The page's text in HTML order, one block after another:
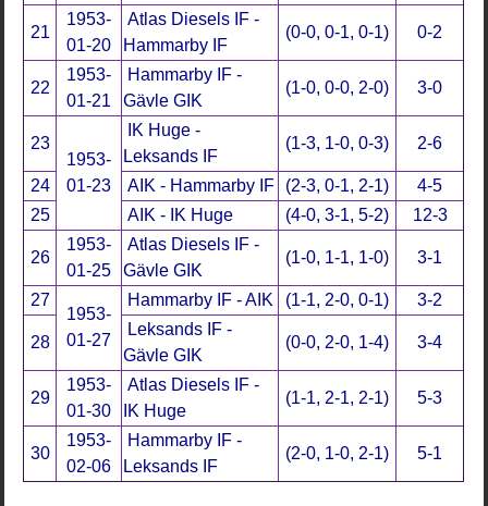
21
1953-
01-20
Atlas Diesels IF -
Hammarby IF
(0-0, 0-1, 0-1) 0-2
22
1953-
01-21
Hammarby IF -
Gävle GIK
(1-0, 0-0, 2-0) 3-0
23
1953-
01-23
IK Huge -
Leksands IF
(1-3, 1-0, 0-3) 2-6
24 AIK - Hammarby IF (2-3, 0-1, 2-1)
4-5
25
AIK - IK Huge (4-0, 3-1, 5-2) 12-3
26
1953-
01-25
Atlas Diesels IF -
Gävle GIK
(1-0, 1-1, 1-0) 3-1
27
1953-
01-27
Hammarby IF - AIK (1-1, 2-0, 0-1) 3-2
28
Leksands IF -
Gävle GIK
(0-0, 2-0, 1-4) 3-4
29
1953-
01-30
Atlas Diesels IF -
IK Huge
(1-1, 2-1, 2-1) 5-3
30
1953-
02-06
Hammarby IF -
Leksands IF
(2-0, 1-0, 2-1) 5-1